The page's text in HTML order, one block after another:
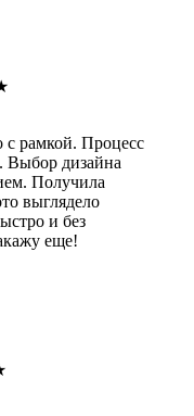
с рамкой. Процесс
Выбор дизайна
Получила
выглядело
и без
еще!